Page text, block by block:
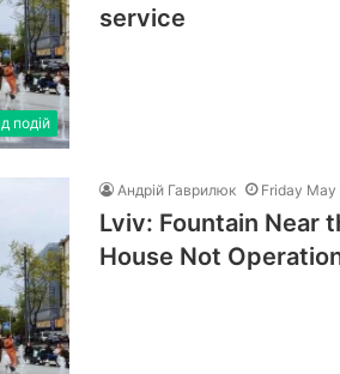
подій
service
Андрій Гаврилюк Friday
Lviv: Fountain Near
House Not